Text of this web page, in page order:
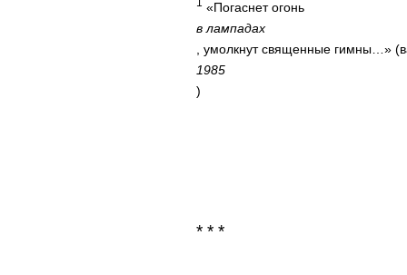
«Погаснет огонь
в лампадах
, умолкнут священные гимны…»
1985
)
* * *